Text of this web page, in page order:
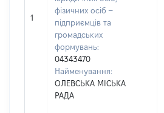
1
фізичних осіб –
підприємців та
громадських
формувань:
04343470
Найменування:
ОЛЕВСЬКА МІСЬКА
РАДА